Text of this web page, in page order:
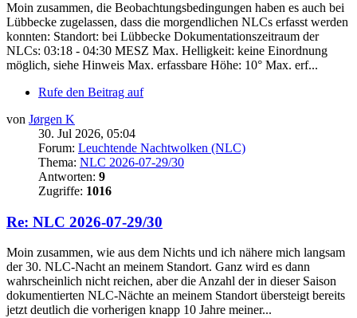
Moin zusammen, die Beobachtungsbedingungen haben es auch bei
Lübbecke zugelassen, dass die morgendlichen NLCs erfasst werden
konnten: Standort: bei Lübbecke Dokumentationszeitraum der
NLCs: 03:18 - 04:30 MESZ Max. Helligkeit: keine Einordnung
möglich, siehe Hinweis Max. erfassbare Höhe: 10° Max. erf...
Rufe den Beitrag auf
von Jørgen K
30. Jul 2026, 05:04
Forum: Leuchtende Nachtwolken (NLC)
Thema: NLC 2026-07-29/30
Antworten: 9
Zugriffe: 1016
Re: NLC 2026-07-29/30
Moin zusammen, wie aus dem Nichts und ich nähere mich langsam
der 30. NLC-Nacht an meinem Standort. Ganz wird es dann
wahrscheinlich nicht reichen, aber die Anzahl der in dieser Saison
dokumentierten NLC-Nächte an meinem Standort übersteigt bereits
jetzt deutlich die vorherigen knapp 10 Jahre meiner...